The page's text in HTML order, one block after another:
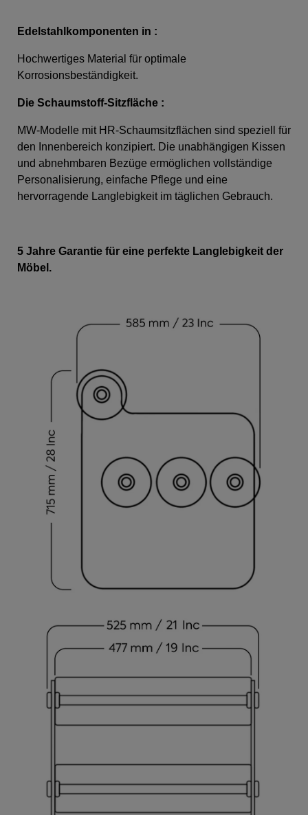
Edelstahlkomponenten in :
Hochwertiges Material für optimale
Korrosionsbeständigkeit.
Die Schaumstoff-Sitzfläche :
MW-Modelle mit HR-Schaumsitzflächen sind speziell für
den Innenbereich konzipiert. Die unabhängigen Kissen
und abnehmbaren Bezüge ermöglichen vollständige
Personalisierung, einfache Pflege und eine
hervorragende Langlebigkeit im täglichen Gebrauch.
5 Jahre Garantie für eine perfekte Langlebigkeit der
Möbel.